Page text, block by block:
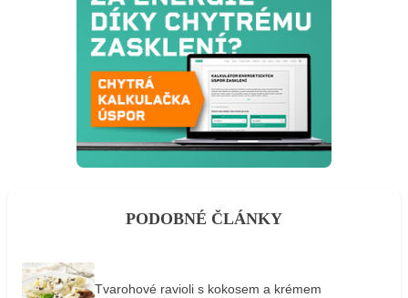
PODOBNÉ ČLÁNKY
Tvarohové ravioli s kokosem a krémem